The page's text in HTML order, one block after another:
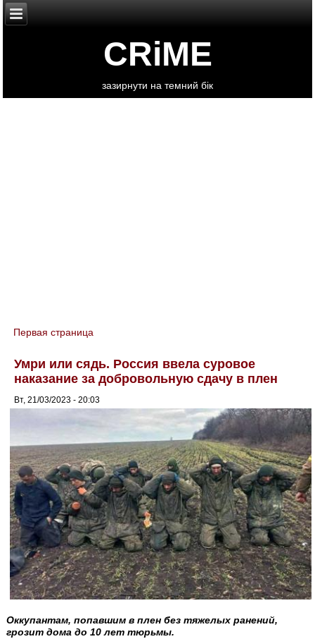
CRiME
зазирнути на темний бік
You are here
Первая страница
Умри или сядь. Россия ввела суровое
наказание за добровольную сдачу в плен
Вт, 21/03/2023 - 20:03
Оккупантам, попавшим в плен без тяжелых ранений,
грозит дома до 10 лет тюрьмы.